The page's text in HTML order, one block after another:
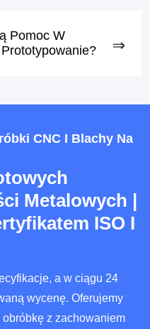
Pomoc W
CNC I Blachy Na
Metalowych |
ISO I
a w ciągu 24
wycenę. Oferujemy
obróbkę z zachowaniem